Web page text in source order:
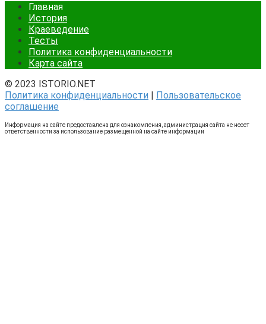
Главная
История
Краеведение
Тесты
Политика конфиденциальности
Карта сайта
© 2023 ISTORIO.NET
Политика конфиденциальности | Пользовательское
соглашение
Информация на сайте предоставлена для ознакомления, администрация сайта не несет
ответственности за использование размещенной на сайте информации